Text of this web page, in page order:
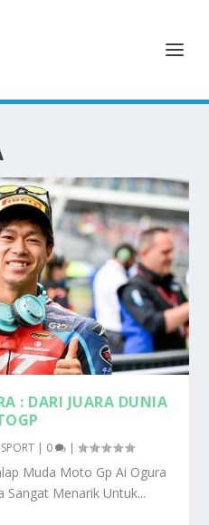
: DARI JUARA DUNIA
SPORT | 0 |
Muda Moto Gp Ai Ogura
Sangat Menarik Untuk...